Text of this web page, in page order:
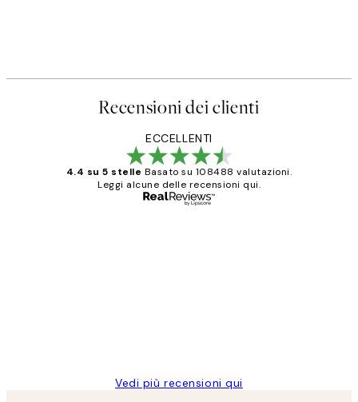
Recensioni dei clienti
ECCELLENTI
4.4 su 5 stelle Basato su 108488 valutazioni.
Leggi alcune delle recensioni qui.
Vedi più recensioni qui